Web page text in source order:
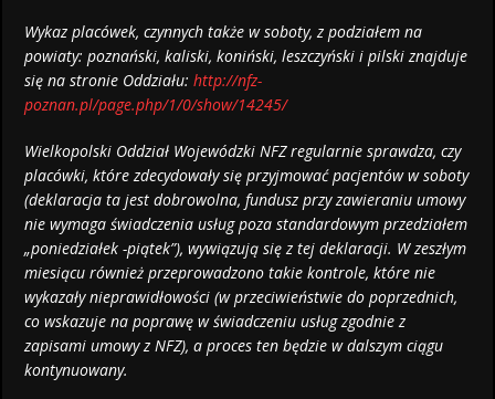
Wykaz placówek, czynnych także w soboty, z podziałem na
powiaty: poznański, kaliski, koniński, leszczyński i pilski znajduje
się na stronie Oddziału:http://nfz-
poznan.pl/page.php/1/0/show/14245/
Wielkopolski Oddział Wojewódzki NFZ regularnie sprawdza, czy
placówki, które zdecydowały się przyjmować pacjentów w soboty
(deklaracja ta jest dobrowolna, fundusz przy zawieraniu umowy
nie wymaga świadczenia usług poza standardowym przedziałem
„poniedziałek -piątek”), wywiązują się z tej deklaracji. W zeszłym
miesiącu również przeprowadzono takie kontrole, które nie
wykazały nieprawidłowości (w przeciwieństwie do poprzednich,
co wskazuje na poprawę w świadczeniu usług zgodnie z
zapisami umowy z NFZ), a proces ten będzie w dalszym ciągu
kontynuowany.